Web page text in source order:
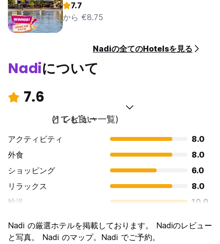
7.7
から €8.75
Nadiの全てのHotelsを見る
Nadiについて
7.6
とても良い
(1 レビュー一覧)
アクティビティ
8.0
外食
8.0
ショッピング
6.0
リラックス
8.0
輸送
10.0
文化
Nadi の厳選ホテルを掲載しております。 Nadiのレビュー
と写真。 Nadi のマップ。Nadi でご予約。